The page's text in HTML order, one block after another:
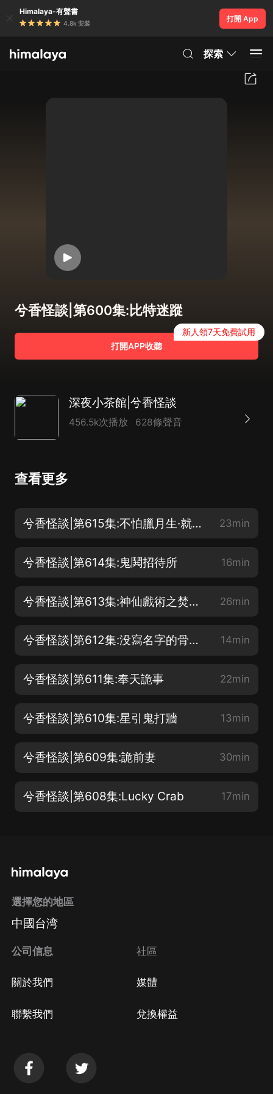
Himalaya-有聲書
4.8k 安裝
打開 App
探索
兮香怪談|第600集:比特迷蹤
打開APP收聽
新人領7天免費試用
深夜小茶館|兮香怪談
456.5k次播放 628條聲音
查看更多
兮香怪談|第615集:不怕臘月生·就怕臘月死 23min
兮香怪談|第614集:鬼鬨招待所 16min
兮香怪談|第613集:神仙戲術之焚香引鶴 26min
兮香怪談|第612集:没寫名字的骨灰盒 14min
兮香怪談|第611集:奉天詭事 22min
兮香怪談|第610集:星引鬼打牆 13min
兮香怪談|第609集:詭前妻 30min
兮香怪談|第608集:Lucky Crab 17min
選擇您的地區
中國台湾
公司信息
關於我們
聯繫我們
社區
媒體
兌換權益